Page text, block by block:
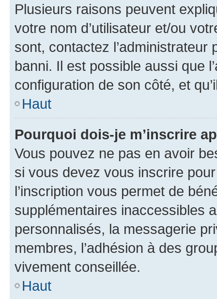
Plusieurs raisons peuvent
votre nom d’utilisateur et/ou
sont, contactez l’administrateur
banni. Il est possible aussi que
configuration de son côté, et
Haut
Pourquoi dois-je m’inscrire
Vous pouvez ne pas en avoir
si vous devez vous inscrire
l’inscription vous permet de
supplémentaires inaccessibles
personnalisés, la messagerie
membres, l’adhésion à des
vivement conseillée.
Haut